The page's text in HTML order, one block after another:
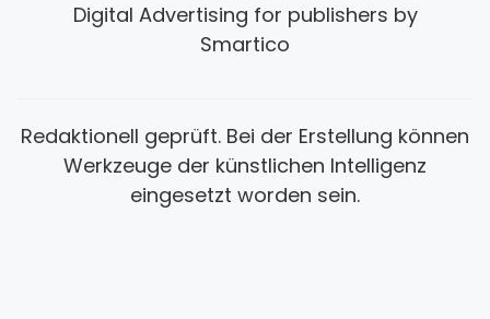
Digital Advertising for publishers by
Smartico
Redaktionell geprüft. Bei der Erstellung können
Werkzeuge der künstlichen Intelligenz
eingesetzt worden sein.